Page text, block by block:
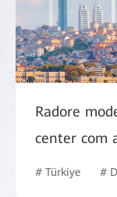
Radore
center com
# Türkiye #